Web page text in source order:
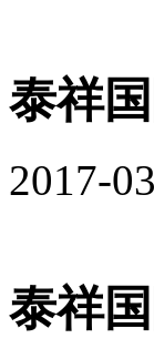
泰祥
2017-
泰祥